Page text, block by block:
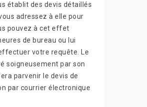
établit des devis détaillés
adressez à elle pour
pouvez à cet effet
de bureau ou lui
votre requête. Le
soigneusement par son
parvenir le devis de
par courrier électronique